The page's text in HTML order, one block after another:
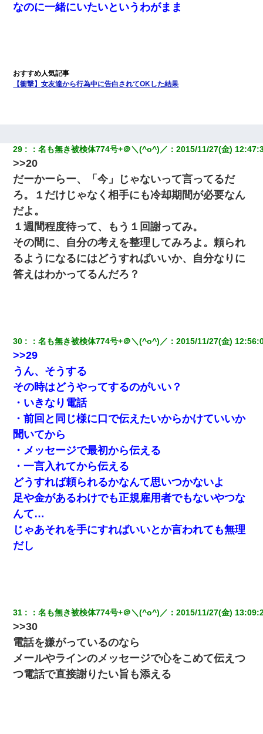
なのに一緒にいたいというわがまま
【衝撃】女友達から行為中に告白されてOKした結果
29 ：名も無き被検体774号+＠＼(^o^)／ ：2015/11/27(金)
>>20
だーかーらー、「今」じゃないって言ってるだ
ろ。１だけじゃなく相手にも冷却期間が必要なん
だよ。
１週間程度待って、もう１回謝ってみ。
その間に、自分の考えを整理してみろよ。頼られ
るようになるにはどうすればいいか、自分なりに
答えはわかってるんだろ？
30 ：名も無き被検体774号+＠＼(^o^)／ ：2015/11/27(金)
>>29
うん、そうする
その時はどうやってするのがいい？
・いきなり電話
・前回と同じ様に口で伝えたいからかけていいか
聞いてから
・メッセージで最初から伝える
・一言入れてから伝える
どうすれば頼られるかなんて思いつかないよ
足や金があるわけでも正規雇用者でもないやつな
んて…
じゃあそれを手にすればいいとか言われても無理
だし
31 ：名も無き被検体774号+＠＼(^o^)／ ：2015/11/27(金)
>>30
電話を嫌がっているのなら
メールやラインのメッセージで心をこめて伝えつ
つ電話で直接謝りたい旨も添える